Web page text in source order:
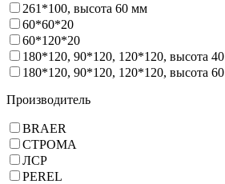
261*100, высота 60 мм
60*60*20
60*120*20
180*120, 90*120, 120*120, высота 40
180*120, 90*120, 120*120, высота 60
Производитель
BRAER
СТРОМА
ЛСР
PEREL